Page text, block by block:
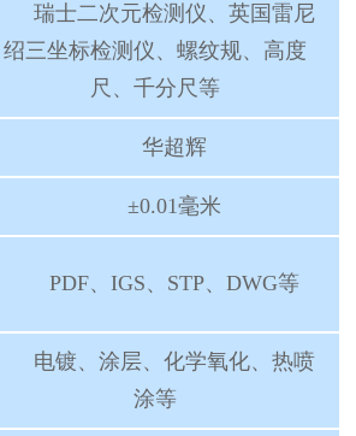
瑞士二次元检测仪、英国雷尼
绍三坐标检测仪、螺纹规、高度
尺、千分尺等
华超辉
±0.01毫米
PDF、IGS、STP、DWG等
电镀、涂层、化学氧化、热喷
涂等